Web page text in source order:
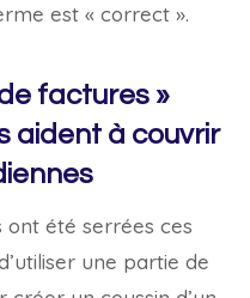
est « correct ».
factures »
aident à couvrir
ont été serrées ces
une partie de